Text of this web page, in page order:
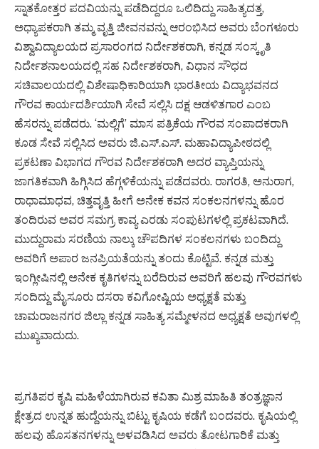
ಸ್ನಾತಕೋತ್ತರ ಪದವಿಯನ್ನು ಪಡೆದಿದ್ದರೂ ಒಲಿದಿದ್ದು ಸಾಹಿತ್ಯದತ್ತ,
ಅಧ್ಯಾಪಕರಾಗಿ ತಮ್ಮ ವೃತ್ತಿ ಜೀವನವನ್ನು ಆರಂಭಿಸಿದ ಅವರು ಬೆಂಗಳೂರು
ವಿಶ್ವಾವಿದ್ಯಾಲಯದ ಪ್ರಸಾರಂಗದ ನಿರ್ದೇಶಕರಾಗಿ, ಕನ್ನಡ ಸಂಸ್ಕೃತಿ
ನಿರ್ದೇಶನಾಲಯದಲ್ಲಿ ಸಹ ನಿರ್ದೇಶಕರಾಗಿ, ವಿಧಾನ ಸೌಧದ
ಸಚಿವಾಲಯದಲ್ಲಿ ವಿಶೇಷಾಧಿಕಾರಿಯಾಗಿ ಭಾರತೀಯ ವಿದ್ಯಾಭವನದ
ಗೌರವ ಕಾರ್ಯದರ್ಶಿಯಾಗಿ ಸೇವೆ ಸಲ್ಲಿಸಿ ದಕ್ಷ ಆಡಳಿತಗಾರ ಎಂಬ
ಹೆಸರನ್ನು ಪಡೆದರು. ‘ಮಲ್ಲಿಗೆ’ ಮಾಸ ಪತ್ರಿಕೆಯ ಗೌರವ ಸಂಪಾದಕರಾಗಿ
ಕೂಡ ಸೇವೆ ಸಲ್ಲಿಸಿದ ಅವರು ಜಿ.ಎಸ್.ಎಸ್. ಮಹಾವಿದ್ಯಾಪೀಠದಲ್ಲಿ
ಪ್ರಕಟಣಾ ವಿಭಾಗದ ಗೌರವ ನಿರ್ದೇಶಕರಾಗಿ ಅದರ ವ್ಯಾಪ್ತಿಯನ್ನು
ಜಾಗತಿಕವಾಗಿ ಹಿಗ್ಗಿಸಿದ ಹೆಗ್ಗಳಿಕೆಯನ್ನು ಪಡೆದವರು. ರಾಗರತಿ, ಅನುರಾಗ,
ರಾಧಾಮಾಧವ, ಚಿತ್ತವೃತ್ತಿ ಹೀಗೆ ಅನೇಕ ಕವನ ಸಂಕಲನಗಳನ್ನು ಹೊರ
ತಂದಿರುವ ಅವರ ಸಮಗ್ರ ಕಾವ್ಯ ಎರಡು ಸಂಪುಟಗಳಲ್ಲಿ ಪ್ರಕಟವಾಗಿದೆ.
ಮುದ್ದುರಾಮ ಸರಣಿಯ ನಾಲ್ಕು ಚೌಪದಿಗಳ ಸಂಕಲನಗಳು ಬಂದಿದ್ದು
ಅವರಿಗೆ ಅಪಾರ ಜನಪ್ರಿಯತೆಯನ್ನು ತಂದು ಕೊಟ್ಟಿವೆ. ಕನ್ನಡ ಮತ್ತು
ಇಂಗ್ಲೀಷಿನಲ್ಲಿ ಅನೇಕ ಕೃತಿಗಳನ್ನು ಬರೆದಿರುವ ಅವರಿಗೆ ಹಲವು ಗೌರವಗಳು
ಸಂದಿದ್ದು ಮೈಸೂರು ದಸರಾ ಕವಿಗೋಷ್ಟಿಯ ಅಧ್ಯಕ್ಷತೆ ಮತ್ತು
ಚಾಮರಾಜನಗರ ಜಿಲ್ಲಾ ಕನ್ನಡ ಸಾಹಿತ್ಯ ಸಮ್ಮೇಳನದ ಅಧ್ಯಕ್ಷತೆ ಅವುಗಳಲ್ಲಿ
ಮುಖ್ಯವಾದುದು.
ಪ್ರಗತಿಪರ ಕೃಷಿ ಮಹಿಳೆಯಾಗಿರುವ ಕವಿತಾ ಮಿಶ್ರ ಮಾಹಿತಿ ತಂತ್ರಜ್ಞಾನ
ಕ್ಷೇತ್ರದ ಉನ್ನತ ಹುದ್ದೆಯನ್ನು ಬಿಟ್ಟು ಕೃಷಿಯ ಕಡೆಗೆ ಬಂದವರು. ಕೃಷಿಯಲ್ಲಿ
ಹಲವು ಹೊಸತನಗಳನ್ನು ಅಳವಡಿಸಿದ ಅವರು ತೋಟಗಾರಿಕೆ ಮತ್ತು